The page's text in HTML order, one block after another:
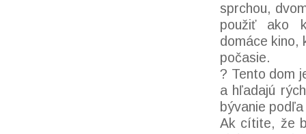
sprchou,
použiť ako
domáce kino,
počasie.
? Tento dom
a hľadajú
bývanie
Ak cítite, že